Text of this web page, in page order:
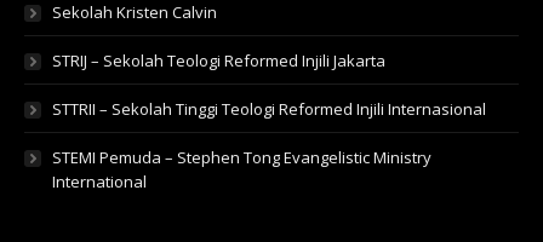
Sekolah Kristen Calvin
STRIJ – Sekolah Teologi Reformed Injili Jakarta
STTRII – Sekolah Tinggi Teologi Reformed Injili Internasional
STEMI Pemuda – Stephen Tong Evangelistic Ministry
International